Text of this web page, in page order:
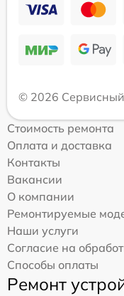
© 2026
Стоимость ремонта
Оплата и доставка
Контакты
Вакансии
О компании
Ремонтируемые
Наши услуги
Согласие на
Способы оплаты
Ремонт